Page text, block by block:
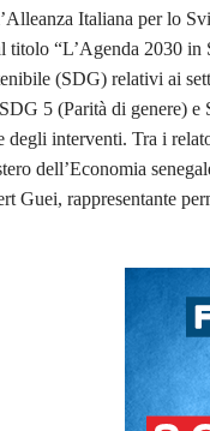
Italiana per lo
titolo “L’Agenda 2030 in
(SDG) relativi ai
5 (Parità di genere)
degli interventi. Tra i
dell’Economia
Guei, rappresentante